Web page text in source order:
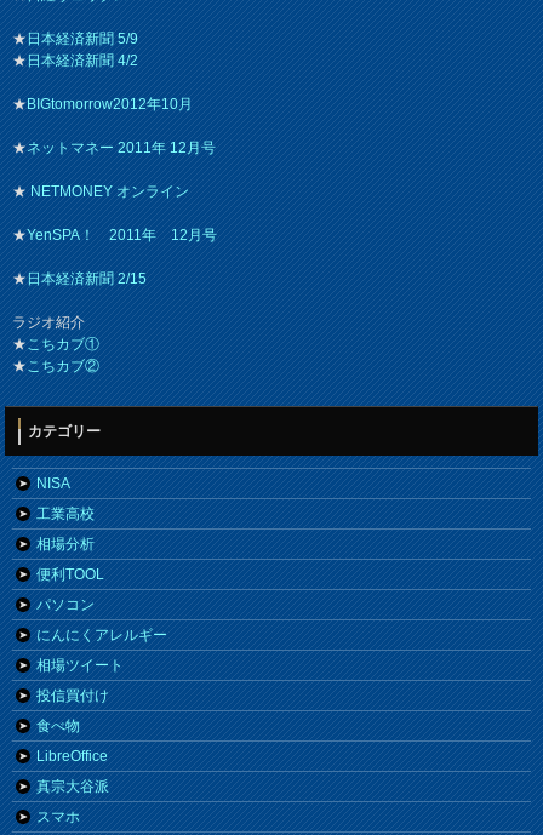
★日本経済新聞 5/9
★日本経済新聞 4/2
★BIGtomorrow2012年10月
★ネットマネー 2011年 12月号
★NETMONEY オンライン
★YenSPA！ 2011年 12月号
★日本経済新聞 2/15
ラジオ紹介
★こちカブ①
★こちカブ②
カテゴリー
NISA
工業高校
相場分析
便利TOOL
パソコン
にんにくアレルギー
相場ツイート
投信買付け
食べ物
LibreOffice
真宗大谷派
スマホ